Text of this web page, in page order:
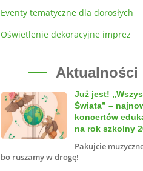
Eventy tematyczne dla dorosłych
Oświetlenie dekoracyjne imprez
Aktualności
Już jest!
Świata” –
koncertów
na rok szkolny
Pakujcie
bo ruszamy w drogę!